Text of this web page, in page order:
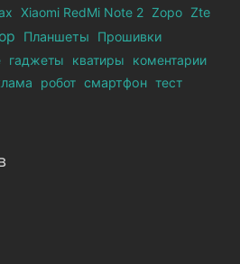
Xiaomi RedMi Note 2 Zopo Zte
Планшеты
Прошивки
гаджеты кватиры
коментарии
робот смартфон тест